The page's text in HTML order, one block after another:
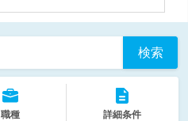
検索
職種 詳細条件